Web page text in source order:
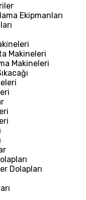
Ekipmanları
Makineleri
Makineleri
Dolapları